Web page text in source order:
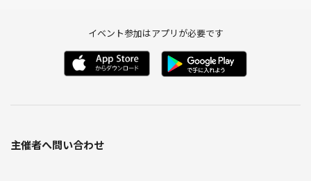
イベント参加はアプリが必要です
主催者へ問い合わせ